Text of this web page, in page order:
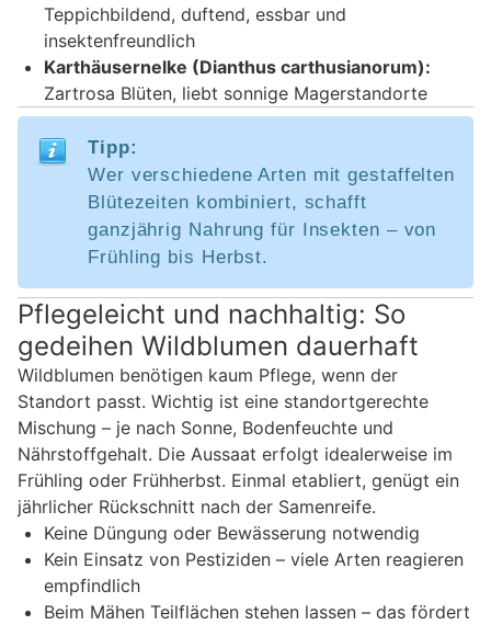
Teppichbildend, duftend, essbar und
insektenfreundlich
Karthäusernelke (Dianthus carthusianorum):
Zartrosa Blüten, liebt sonnige Magerstandorte
Tipp:
Wer verschiedene Arten mit gestaffelten
Blütezeiten kombiniert, schafft
ganzjährig Nahrung für Insekten – von
Frühling bis Herbst.
Pflegeleicht und nachhaltig: So
gedeihen Wildblumen dauerhaft
Wildblumen benötigen kaum Pflege, wenn der
Standort passt. Wichtig ist eine standortgerechte
Mischung – je nach Sonne, Bodenfeuchte und
Nährstoffgehalt. Die Aussaat erfolgt idealerweise im
Frühling oder Frühherbst. Einmal etabliert, genügt ein
jährlicher Rückschnitt nach der Samenreife.
Keine Düngung oder Bewässerung notwendig
Kein Einsatz von Pestiziden – viele Arten reagieren
empfindlich
Beim Mähen Teilflächen stehen lassen – das fördert